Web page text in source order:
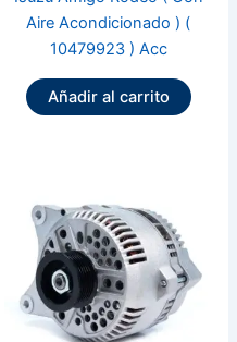
Aire Acondicionado ) (
10479923 ) Acc
Añadir al carrito